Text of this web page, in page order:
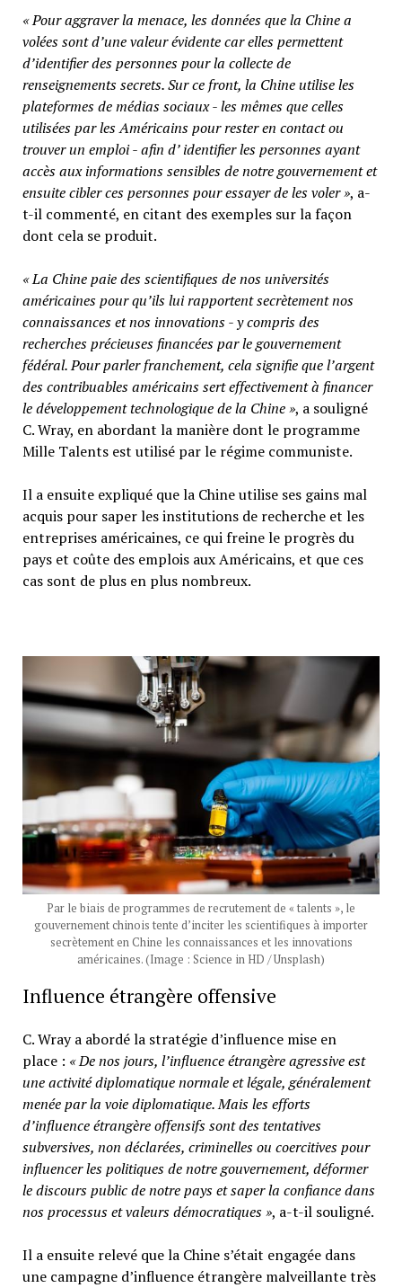
« Pour aggraver la menace, les données que la Chine a
volées sont d’une valeur évidente car elles permettent
d’identifier des personnes pour la collecte de
renseignements secrets. Sur ce front, la Chine utilise les
plateformes de médias sociaux - les mêmes que celles
utilisées par les Américains pour rester en contact ou
trouver un emploi - afin d’ identifier les personnes ayant
accès aux informations sensibles de notre gouvernement et
ensuite cibler ces personnes pour essayer de les voler », a-
t-il commenté, en citant des exemples sur la façon
dont cela se produit.
« La Chine paie des scientifiques de nos universités
américaines pour qu’ils lui rapportent secrètement nos
connaissances et nos innovations - y compris des
recherches précieuses financées par le gouvernement
fédéral. Pour parler franchement, cela signifie que l’argent
des contribuables américains sert effectivement à financer
le développement technologique de la Chine », a souligné
C. Wray, en abordant la manière dont le programme
Mille Talents est utilisé par le régime communiste.
Il a ensuite expliqué que la Chine utilise ses gains mal
acquis pour saper les institutions de recherche et les
entreprises américaines, ce qui freine le progrès du
pays et coûte des emplois aux Américains, et que ces
cas sont de plus en plus nombreux.
Par le biais de programmes de recrutement de « talents », le
gouvernement chinois tente d’inciter les scientifiques à importer
secrètement en Chine les connaissances et les innovations
américaines. (Image : Science in HD / Unsplash)
Influence étrangère offensive
C. Wray a abordé la stratégie d’influence mise en
place : « De nos jours, l’influence étrangère agressive est
une activité diplomatique normale et légale, généralement
menée par la voie diplomatique. Mais les efforts
d’influence étrangère offensifs sont des tentatives
subversives, non déclarées, criminelles ou coercitives pour
influencer les politiques de notre gouvernement, déformer
le discours public de notre pays et saper la confiance dans
nos processus et valeurs démocratiques », a-t-il souligné.
Il a ensuite relevé que la Chine s’était engagée dans
une campagne d’influence étrangère malveillante très